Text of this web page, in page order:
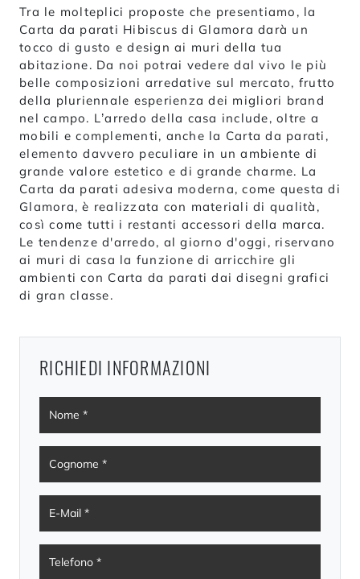
Tra le molteplici proposte che presentiamo, la
Carta da parati Hibiscus di Glamora darà un
tocco di gusto e design ai muri della tua
abitazione. Da noi potrai vedere dal vivo le più
belle composizioni arredative sul mercato, frutto
della pluriennale esperienza dei migliori brand
nel campo. L’arredo della casa include, oltre a
mobili e complementi, anche la Carta da parati,
elemento davvero peculiare in un ambiente di
grande valore estetico e di grande charme. La
Carta da parati adesiva moderna, come questa di
Glamora, è realizzata con materiali di qualità,
così come tutti i restanti accessori della marca.
Le tendenze d'arredo, al giorno d'oggi, riservano
ai muri di casa la funzione di arricchire gli
ambienti con Carta da parati dai disegni grafici
di gran classe.
RICHIEDI INFORMAZIONI